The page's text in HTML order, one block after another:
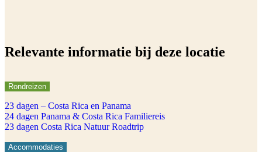
Relevante informatie bij deze locatie
Rondreizen
23 dagen – Costa Rica en Panama
24 dagen Panama & Costa Rica Familiereis
23 dagen Costa Rica Natuur Roadtrip
Accommodaties